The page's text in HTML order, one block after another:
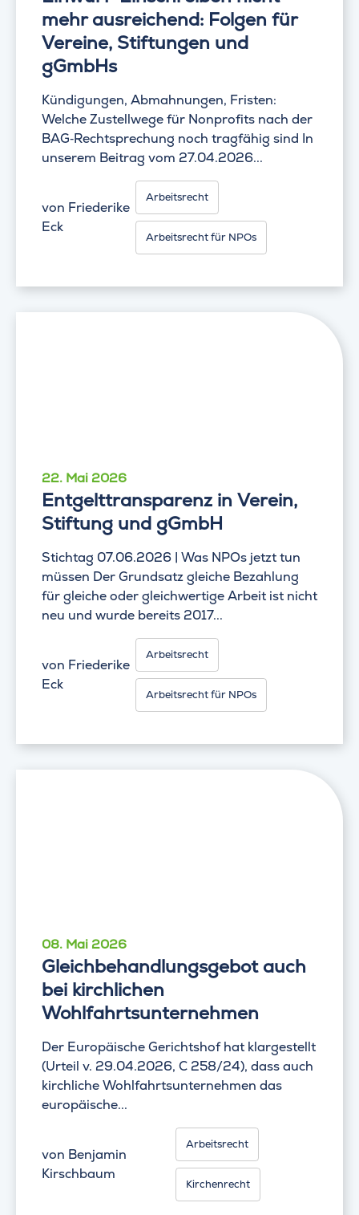
mehr ausreichend: Folgen für
Vereine, Stiftungen und
gGmbHs
Kündigungen, Abmahnungen, Fristen:
Welche Zustellwege für Nonprofits nach der
BAG‑Rechtsprechung noch tragfähig sind In
unserem Beitrag vom 27.04.2026...
von Friederike
Eck
Arbeitsrecht
Arbeitsrecht für NPOs
22. Mai 2026
Entgelttransparenz in Verein,
Stiftung und gGmbH
Stichtag 07.06.2026 | Was NPOs jetzt tun
müssen Der Grundsatz gleiche Bezahlung
für gleiche oder gleichwertige Arbeit ist nicht
neu und wurde bereits 2017...
von Friederike
Eck
Arbeitsrecht
Arbeitsrecht für NPOs
08. Mai 2026
Gleichbehandlungsgebot auch
bei kirchlichen
Wohlfahrtsunternehmen
Der Europäische Gerichtshof hat klargestellt
(Urteil v. 29.04.2026, C 258/24), dass auch
kirchliche Wohlfahrtsunternehmen das
europäische...
von Benjamin
Kirschbaum
Arbeitsrecht
Kirchenrecht